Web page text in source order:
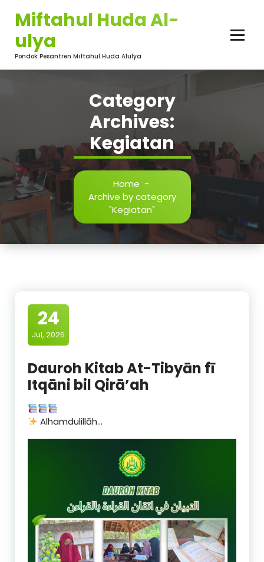
contentMiftahul Huda Al-
ulya
Pondok Pesantren Miftahul Huda Alulya
Category
Archives:
Kegiatan
Home -
Archive by category
"Kegiatan"
24
Jul, 2026
Dauroh Kitab At-Tibyān fī
Itqāni bil Qirā’ah
Alhamdulillāh…